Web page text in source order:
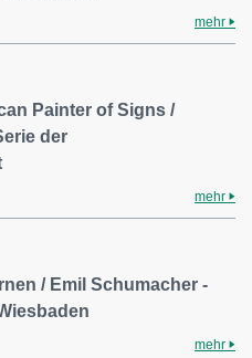
mehr
Painter of Signs /
der
mehr
/ Emil Schumacher -
mehr